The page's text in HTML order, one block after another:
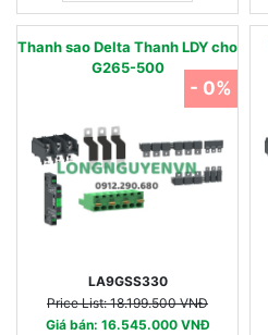
Thanh sao Delta Thanh LDY cho
G265-500
LA9GSS330
Price List: 18.199.500 VNĐ
Giá bán: 16.545.000 VNĐ
- 0%